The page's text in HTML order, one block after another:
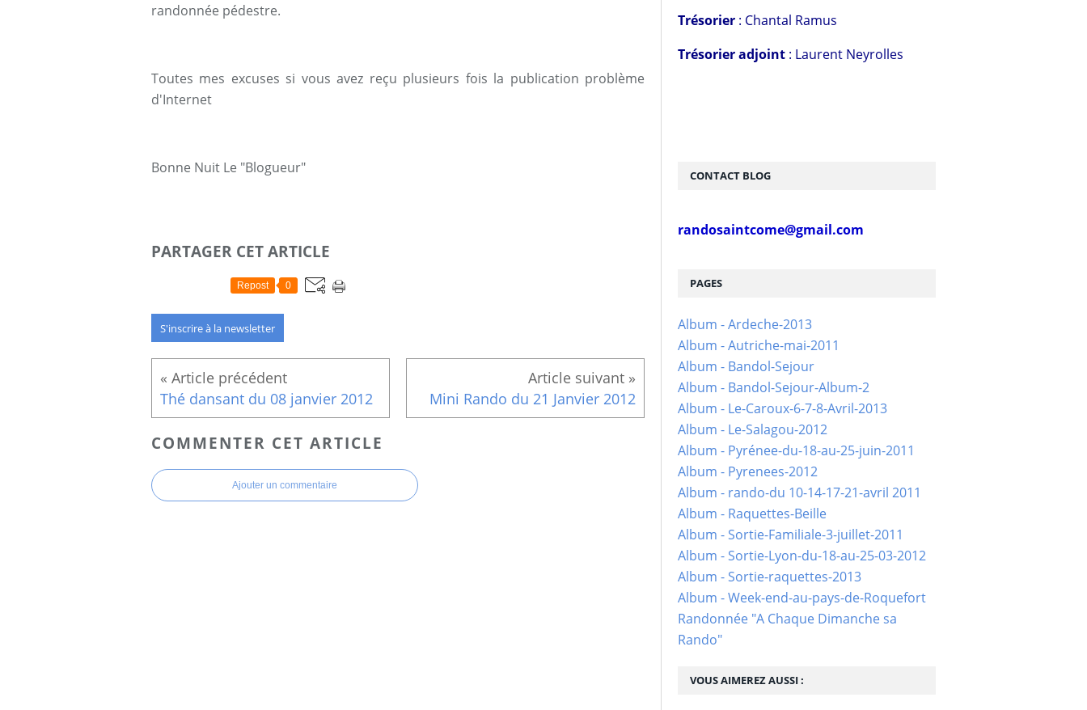
randonnée pédestre.
Toutes mes excuses si vous avez reçu plusieurs fois la publication problème
d'Internet
Bonne Nuit Le "Blogueur"
PARTAGER CET ARTICLE
Repost 0
S'inscrire à la newsletter
Thé dansant du 08 janvier 2012 Mini Rando du 21 Janvier 2012
COMMENTER CET ARTICLE
Ajouter un commentaire
VOUS AIMEREZ AUSSI :
PAGES
Album - Ardeche-2013
Album - Autriche-mai-2011
Album - Bandol-Sejour
Album - Bandol-Sejour-Album-2
Album - Le-Caroux-6-7-8-Avril-2013
Album - Le-Salagou-2012
Album - Pyrénee-du-18-au-25-juin-2011
Album - Pyrenees-2012
Album - rando-du 10-14-17-21-avril 2011
Album - Raquettes-Beille
Album - Sortie-Familiale-3-juillet-2011
Album - Sortie-Lyon-du-18-au-25-03-2012
Album - Sortie-raquettes-2013
Album - Week-end-au-pays-de-Roquefort
Randonnée "A Chaque Dimanche sa
Rando"
Trésorier : Chantal Ramus
Trésorier adjoint : Laurent Neyrolles
CONTACT BLOG
randosaintcome@gmail.com